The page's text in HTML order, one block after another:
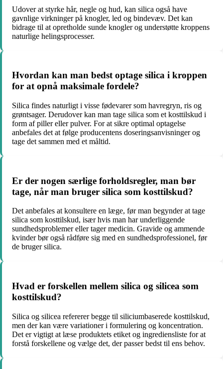
Udover at styrke hår, negle og hud, kan silica også have
gavnlige virkninger på knogler, led og bindevæv. Det kan
bidrage til at opretholde sunde knogler og understøtte kroppens
naturlige helingsprocesser.
Hvordan kan man bedst optage silica i kroppen
for at opnå maksimale fordele?
Silica findes naturligt i visse fødevarer som havregryn, ris og
grøntsager. Derudover kan man tage silica som et kosttilskud i
form af piller eller pulver. For at sikre optimal optagelse
anbefales det at følge producentens doseringsanvisninger og
tage det sammen med et måltid.
Er der nogen særlige forholdsregler, man bør
tage, når man bruger silica som kosttilskud?
Det anbefales at konsultere en læge, før man begynder at tage
silica som kosttilskud, især hvis man har underliggende
sundhedsproblemer eller tager medicin. Gravide og ammende
kvinder bør også rådføre sig med en sundhedsprofessionel, før
de bruger silica.
Hvad er forskellen mellem silica og silicea som
kosttilskud?
Silica og silicea refererer begge til siliciumbaserede kosttilskud,
men der kan være variationer i formulering og koncentration.
Det er vigtigt at læse produktets etiket og ingrediensliste for at
forstå forskellene og vælge det, der passer bedst til ens behov.